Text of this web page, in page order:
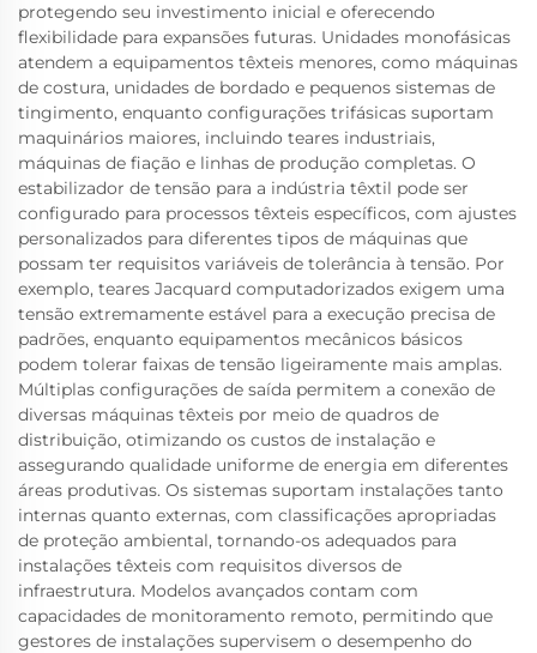
protegendo seu investimento inicial e oferecendo
flexibilidade para expansões futuras. Unidades monofásicas
atendem a equipamentos têxteis menores, como máquinas
de costura, unidades de bordado e pequenos sistemas de
tingimento, enquanto configurações trifásicas suportam
maquinários maiores, incluindo teares industriais,
máquinas de fiação e linhas de produção completas. O
estabilizador de tensão para a indústria têxtil pode ser
configurado para processos têxteis específicos, com ajustes
personalizados para diferentes tipos de máquinas que
possam ter requisitos variáveis de tolerância à tensão. Por
exemplo, teares Jacquard computadorizados exigem uma
tensão extremamente estável para a execução precisa de
padrões, enquanto equipamentos mecânicos básicos
podem tolerar faixas de tensão ligeiramente mais amplas.
Múltiplas configurações de saída permitem a conexão de
diversas máquinas têxteis por meio de quadros de
distribuição, otimizando os custos de instalação e
assegurando qualidade uniforme de energia em diferentes
áreas produtivas. Os sistemas suportam instalações tanto
internas quanto externas, com classificações apropriadas
de proteção ambiental, tornando-os adequados para
instalações têxteis com requisitos diversos de
infraestrutura. Modelos avançados contam com
capacidades de monitoramento remoto, permitindo que
gestores de instalações supervisem o desempenho do